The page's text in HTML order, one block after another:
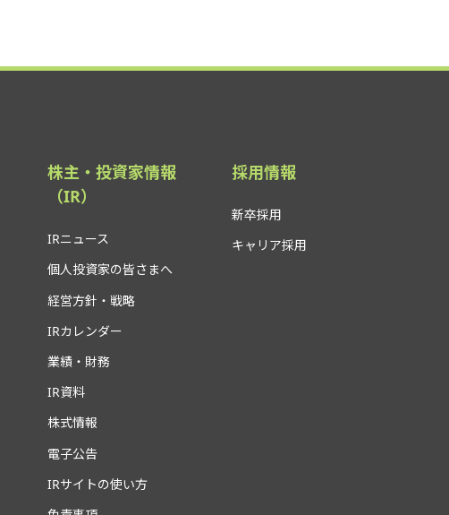
株主・投資家情報
（IR）
IRニュース
個人投資家の皆さまへ
経営方針・戦略
IRカレンダー
業績・財務
IR資料
株式情報
電子公告
IRサイトの使い方
採用情報
新卒採用
キャリア採用